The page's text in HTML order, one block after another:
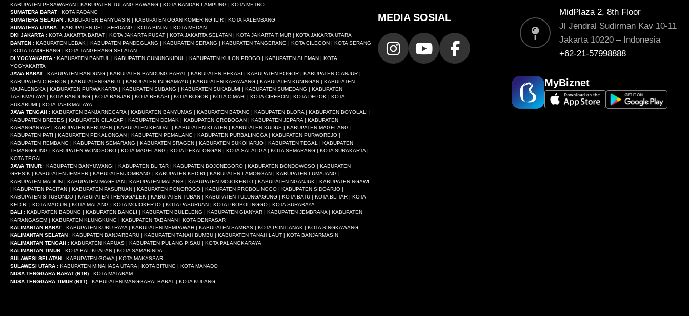
KABUPATEN PESAWARAN | KABUPATEN TULANG BAWANG | KOTA BANDAR LAMPUNG | KOTA METRO
SUMATERA BARAT : KOTA PADANG
SUMATERA SELATAN : KABUPATEN BANYUASIN | KABUPATEN OGAN KOMERING ILIR | KOTA PALEMBANG
SUMATERA UTARA : KABUPATEN DELI SERDANG | KOTA BINJAI | KOTA MEDAN
DKI JAKARTA : KOTA JAKARTA BARAT | KOTA JAKARTA PUSAT | KOTA JAKARTA SELATAN | KOTA JAKARTA TIMUR | KOTA JAKARTA UTARA
BANTEN : KABUPATEN LEBAK | KABUPATEN PANDEGLANG | KABUPATEN SERANG | KABUPATEN TANGERANG | KOTA CILEGON | KOTA SERANG
| KOTA TANGERANG | KOTA TANGERANG SELATAN
DI YOGYAKARTA : KABUPATEN BANTUL | KABUPATEN GUNUNGKIDUL | KABUPATEN KULON PROGO | KABUPATEN SLEMAN | KOTA
YOGYAKARTA
JAWA BARAT : KABUPATEN BANDUNG | KABUPATEN BANDUNG BARAT | KABUPATEN BEKASI | KABUPATEN BOGOR | KABUPATEN CIANJUR |
KABUPATEN CIREBON | KABUPATEN GARUT | KABUPATEN INDRAMAYU | KABUPATEN KARAWANG | KABUPATEN KUNINGAN | KABUPATEN
MAJALENGKA | KABUPATEN PURWAKARTA | KABUPATEN SUBANG | KABUPATEN SUKABUMI | KABUPATEN SUMEDANG | KABUPATEN
TASIKMALAYA | KOTA BANDUNG | KOTA BANJAR | KOTA BEKASI | KOTA BOGOR | KOTA CIMAHI | KOTA CIREBON | KOTA DEPOK | KOTA
SUKABUMI | KOTA TASIKMALAYA
JAWA TENGAH : KABUPATEN BANJARNEGARA | KABUPATEN BANYUMAS | KABUPATEN BATANG | KABUPATEN BLORA | KABUPATEN BOYOLALI |
KABUPATEN BREBES | KABUPATEN CILACAP | KABUPATEN DEMAK | KABUPATEN GROBOGAN | KABUPATEN JEPARA | KABUPATEN
KARANGANYAR | KABUPATEN KEBUMEN | KABUPATEN KENDAL | KABUPATEN KLATEN | KABUPATEN KUDUS | KABUPATEN MAGELANG |
KABUPATEN PATI | KABUPATEN PEKALONGAN | KABUPATEN PEMALANG | KABUPATEN PURBALINGGA | KABUPATEN PURWOREJO |
KABUPATEN REMBANG | KABUPATEN SEMARANG | KABUPATEN SRAGEN | KABUPATEN SUKOHARJO | KABUPATEN TEGAL | KABUPATEN
TEMANGGUNG | KABUPATEN WONOSOBO | KOTA MAGELANG | KOTA PEKALONGAN | KOTA SALATIGA | KOTA SEMARANG | KOTA SURAKARTA |
KOTA TEGAL
JAWA TIMUR : KABUPATEN BANYUWANGI | KABUPATEN BLITAR | KABUPATEN BOJONEGORO | KABUPATEN BONDOWOSO | KABUPATEN
GRESIK | KABUPATEN JEMBER | KABUPATEN JOMBANG | KABUPATEN KEDIRI | KABUPATEN LAMONGAN | KABUPATEN LUMAJANG |
KABUPATEN MADIUN | KABUPATEN MAGETAN | KABUPATEN MALANG | KABUPATEN MOJOKERTO | KABUPATEN NGANJUK | KABUPATEN NGAWI
| KABUPATEN PACITAN | KABUPATEN PASURUAN | KABUPATEN PONOROGO | KABUPATEN PROBOLINGGO | KABUPATEN SIDOARJO |
KABUPATEN SITUBONDO | KABUPATEN TRENGGALEK | KABUPATEN TUBAN | KABUPATEN TULUNGAGUNG | KOTA BATU | KOTA BLITAR | KOTA
KEDIRI | KOTA MADIUN | KOTA MALANG | KOTA MOJOKERTO | KOTA PASURUAN | KOTA PROBOLINGGO | KOTA SURABAYA
BALI : KABUPATEN BADUNG | KABUPATEN BANGLI | KABUPATEN BULELENG | KABUPATEN GIANYAR | KABUPATEN JEMBRANA | KABUPATEN
KARANGASEM | KABUPATEN KLUNGKUNG | KABUPATEN TABANAN | KOTA DENPASAR
KALIMANTAN BARAT : KABUPATEN KUBU RAYA | KABUPATEN MEMPAWAH | KABUPATEN SAMBAS | KOTA PONTIANAK | KOTA SINGKAWANG
KALIMANTAN SELATAN : KABUPATEN BANJARBARU | KABUPATEN TANAH BUMBU | KABUPATEN TANAH LAUT | KOTA BANJARMASIN
KALIMANTAN TENGAH : KABUPATEN KAPUAS | KABUPATEN PULANG PISAU | KOTA PALANGKARAYA
KALIMANTAN TIMUR : KOTA BALIKPAPAN | KOTA SAMARINDA
SULAWESI SELATAN : KABUPATEN GOWA | KOTA MAKASSAR
SULAWESI UTARA : KABUPATEN MINAHASA UTARA | KOTA BITUNG | KOTA MANADO
NUSA TENGGARA BARAT (NTB) : KOTA MATARAM
NUSA TENGGARA TIMUR (NTT) : KABUPATEN MANGGARAI BARAT | KOTA KUPANG
MEDIA SOSIAL
MidPlaza 2, 8th Floor
Jl Jendral Sudirman Kav 10-11
Jakarta 10220 – Indonesia
+62-21-57998888
MyBiznet